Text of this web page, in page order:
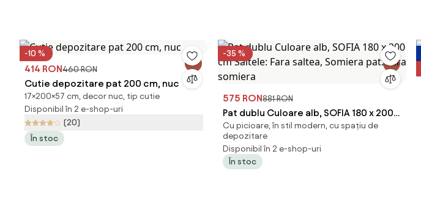
-10 %
414 RON460 RON
Cutie depozitare pat 200 cm, nuc
17×200×57 cm, decor nuc, tip cutie
Disponibil în 2 e-shop-uri
(20)
În stoc
-35 %
575 RON881 RON
Pat dublu Culoare alb, SOFIA 180 x 200
cm Saltele: Fara saltea, Somiera pat:
Fara somiera
Cu picioare, în stil modern, cu spațiu de
depozitare
Disponibil în 2 e-shop-uri
În stoc